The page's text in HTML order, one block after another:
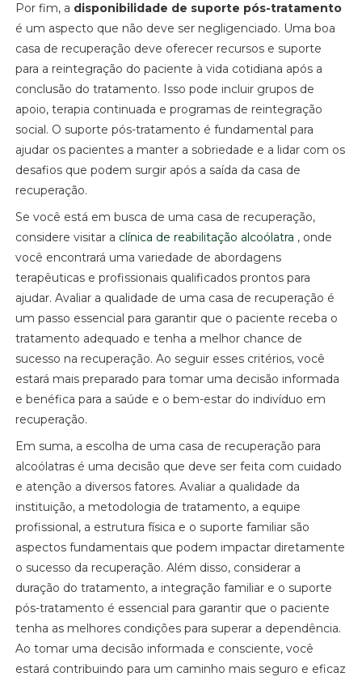
Por fim, a disponibilidade de suporte pós-tratamento
é um aspecto que não deve ser negligenciado. Uma boa
casa de recuperação deve oferecer recursos e suporte
para a reintegração do paciente à vida cotidiana após a
conclusão do tratamento. Isso pode incluir grupos de
apoio, terapia continuada e programas de reintegração
social. O suporte pós-tratamento é fundamental para
ajudar os pacientes a manter a sobriedade e a lidar com os
desafios que podem surgir após a saída da casa de
recuperação.
Se você está em busca de uma casa de recuperação,
considere visitar a clínica de reabilitação alcoólatra , onde
você encontrará uma variedade de abordagens
terapêuticas e profissionais qualificados prontos para
ajudar. Avaliar a qualidade de uma casa de recuperação é
um passo essencial para garantir que o paciente receba o
tratamento adequado e tenha a melhor chance de
sucesso na recuperação. Ao seguir esses critérios, você
estará mais preparado para tomar uma decisão informada
e benéfica para a saúde e o bem-estar do indivíduo em
recuperação.
Em suma, a escolha de uma casa de recuperação para
alcoólatras é uma decisão que deve ser feita com cuidado
e atenção a diversos fatores. Avaliar a qualidade da
instituição, a metodologia de tratamento, a equipe
profissional, a estrutura física e o suporte familiar são
aspectos fundamentais que podem impactar diretamente
o sucesso da recuperação. Além disso, considerar a
duração do tratamento, a integração familiar e o suporte
pós-tratamento é essencial para garantir que o paciente
tenha as melhores condições para superar a dependência.
Ao tomar uma decisão informada e consciente, você
estará contribuindo para um caminho mais seguro e eficaz